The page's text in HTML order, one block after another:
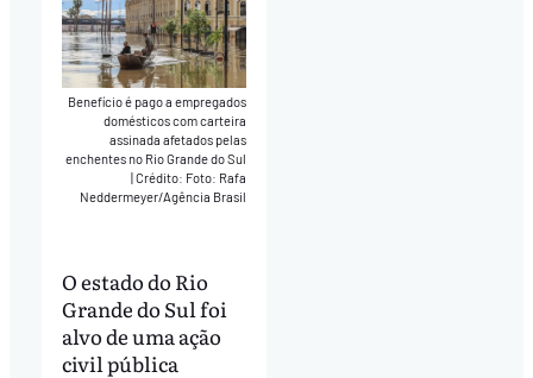
Benefício é pago a empregados
domésticos com carteira
assinada afetados pelas
enchentes no Rio Grande do Sul
|Crédito: Foto: Rafa
Neddermeyer/Agência Brasil
O estado do Rio
Grande do Sul foi
alvo de uma ação
civil pública